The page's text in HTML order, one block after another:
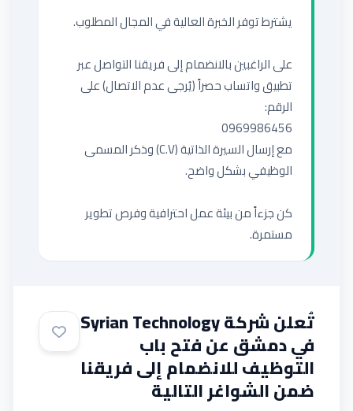
على الراغبين بالانضمام إلى فريقنا التواصل عبر
كن جزءاً من بيئة عمل احترافية وفرص تطوير
مستمرة.
تُعلن شركة Syrian Technology
في دمشق عن فتح باب
التوظيف للانضمام إلى فريقنا
ضمن الشواغر التالية